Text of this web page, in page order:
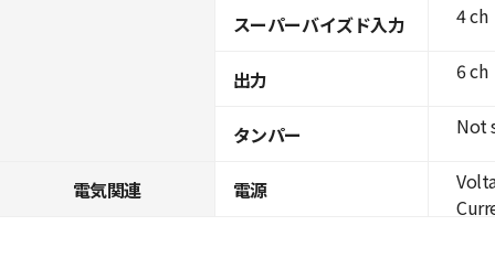
スーパーバイズド入力
出力
タンパー
電気関連 電源
4 ch
6 ch
Not